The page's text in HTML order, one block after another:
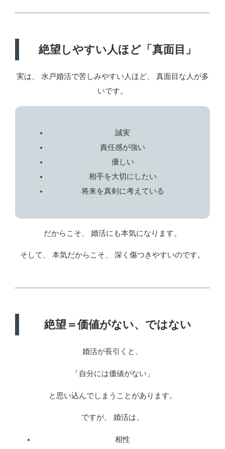
絶望しやすい人ほど「真面目」
実は、 水戸婚活で苦しみやすい人ほど、 真面目な人が多
いです。
誠実
責任感が強い
優しい
相手を大切にしたい
将来を真剣に考えている
だからこそ、 婚活にも本気になります。
そして、 本気だからこそ、 深く傷つきやすいのです。
絶望＝価値がない、ではない
婚活が長引くと、
「自分には価値がない」
と思い込んでしまうことがあります。
ですが、 婚活は、
相性